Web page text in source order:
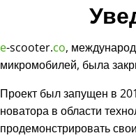
e-scooter.co,
микромобилей, была
Проект был запущен в
новатора в области
продемонстрировать